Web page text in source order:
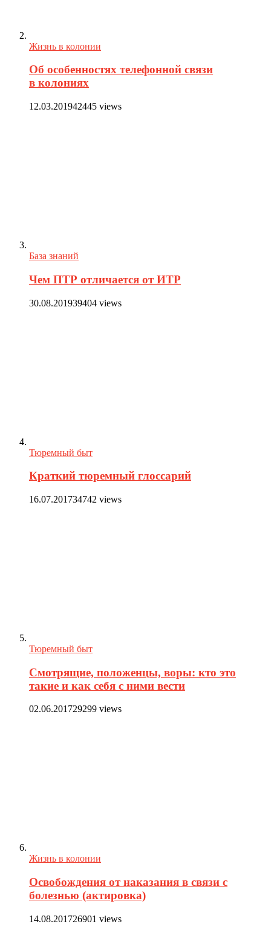
Жизнь в колонии
Об особенностях телефонной связи
в колониях
12.03.201942445 views
База знаний
Чем ПТР отличается от ИТР
30.08.201939404 views
Тюремный быт
Краткий тюремный глоссарий
16.07.201734742 views
Тюремный быт
Смотрящие, положенцы, воры: кто это
такие и как себя с ними вести
02.06.201729299 views
Жизнь в колонии
Освобождения от наказания в связи с
болезнью (актировка)
14.08.201726901 views